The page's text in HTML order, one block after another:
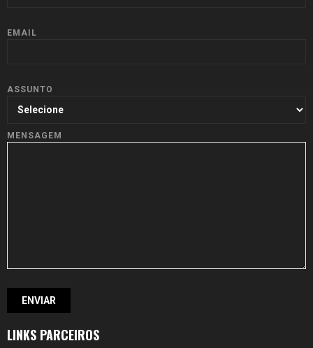
EMAIL
ASSUNTO
MENSAGEM
LINKS PARCEIROS